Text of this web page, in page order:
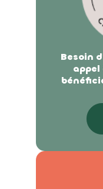
Besoin